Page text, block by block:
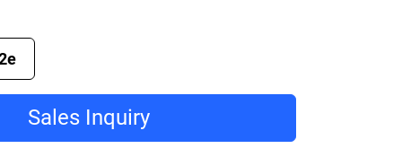
Sales Inquiry